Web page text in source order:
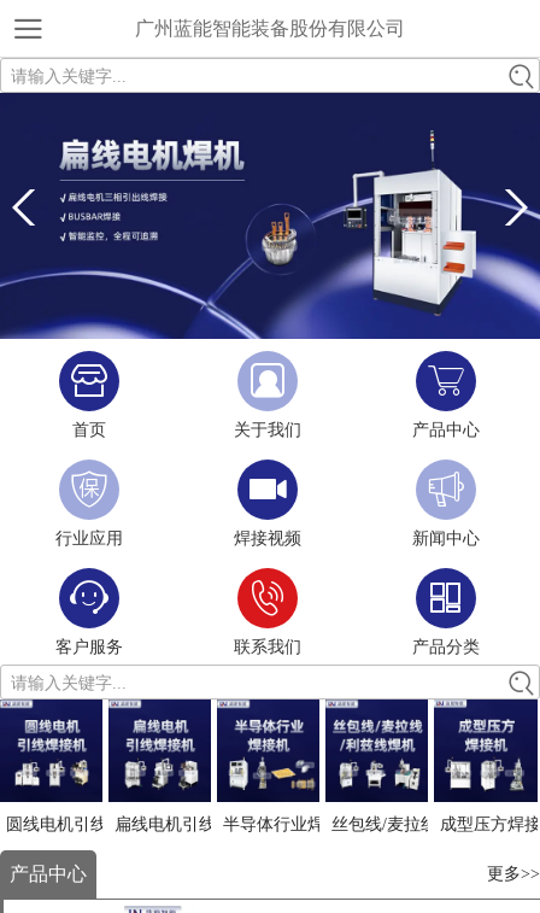
广州蓝能智能装备股份有限公司
请输入关键字...
首页 关于我们 产品中心
行业应用 焊接视频 新闻中心
客户服务 联系我们
产品分类
请输入关键字...
圆线电机引线焊接扁线电机引线焊接半导体行业焊接机丝包线/麦拉线/利兹线焊接
成型压方焊
产品中心 更多>>